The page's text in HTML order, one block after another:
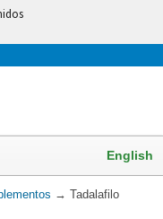
English
→ Tadalafilo